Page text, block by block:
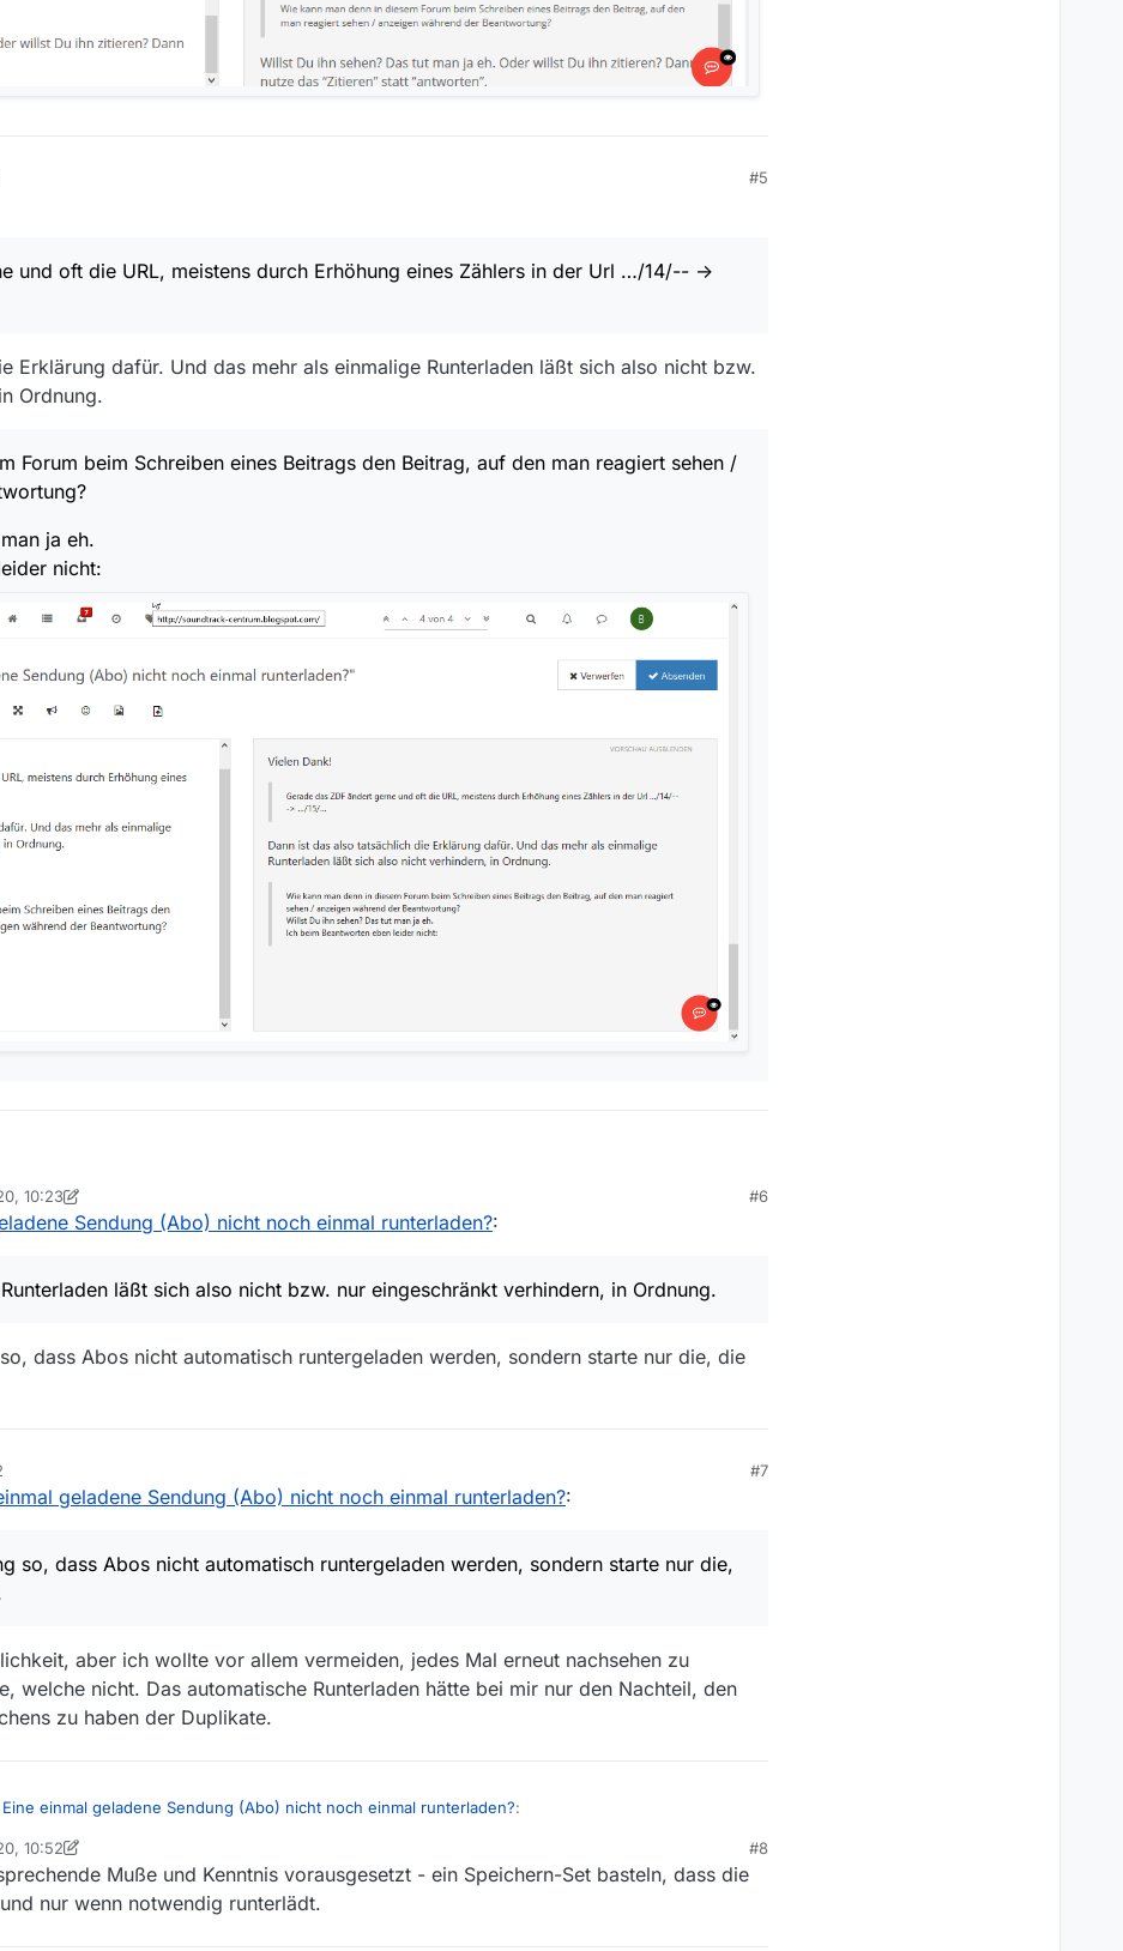
#5
und oft die URL, meistens durch Erhöhung eines Zählers in der Url …/14/-- ->
Erklärung dafür. Und das mehr als einmalige Runterladen läßt sich also nicht bzw.
Ordnung.
Forum beim Schreiben eines Beitrags den Beitrag, auf den man reagiert sehen /
ja eh.
nicht:
gerne und oft die URL, meistens durch Erhöhung eines Zählers in der Url …/14/-- -> …/15/…
die Erklärung dafür. Und das mehr als einmalige Runterladen läßt sich also nicht bzw. nur
in Ordnung.
diesem Forum beim Schreiben eines Beitrags den Beitrag, auf den man reagiert sehen /
Beantwortung?
10:23 #6
Sendung (Abo) nicht noch einmal runterladen?:
läßt sich also nicht bzw. nur eingeschränkt verhindern, in Ordnung.
dass Abos nicht automatisch runtergeladen werden, sondern starte nur die, die
#7
geladene Sendung (Abo) nicht noch einmal runterladen?:
so, dass Abos nicht automatisch runtergeladen werden, sondern starte nur die,
aber ich wollte vor allem vermeiden, jedes Mal erneut nachsehen zu
welche nicht. Das automatische Runterladen hätte bei mir nur den Nachteil, den
zu haben der Duplikate.
Eine einmal geladene Sendung (Abo) nicht noch einmal runterladen?:
so, dass Abos nicht automatisch runtergeladen werden, sondern starte nur die, die ich
Möglichkeit, aber ich wollte vor allem vermeiden, jedes Mal erneut nachsehen zu müssen, welche
10:52 #8
Muße und Kenntnis vorausgesetzt - ein Speichern-Set basteln, dass die
nur wenn notwendig runterlädt.